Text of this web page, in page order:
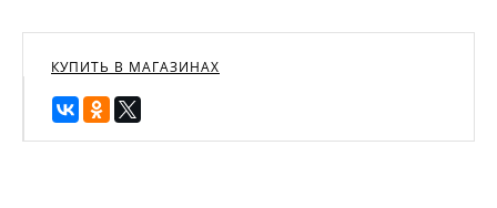
КУПИТЬ В МАГАЗИНАХ